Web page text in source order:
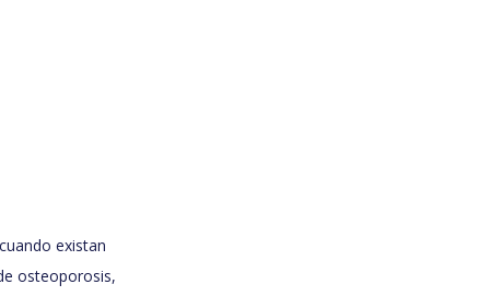
existan
osteoporosis,